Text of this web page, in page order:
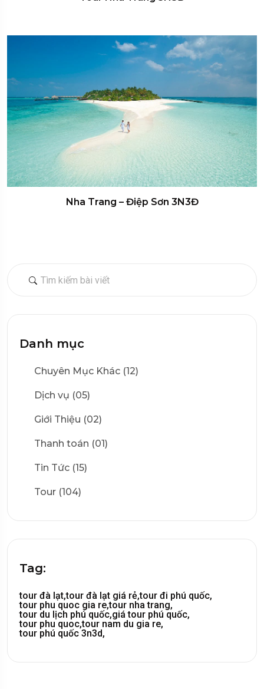
Danh mục
Chuyên Mục Khác (12)
Dịch vụ (05)
Giới Thiệu (02)
Thanh toán (01)
Tin Tức (15)
Tour (104)
Tag:
tour đà lạt,tour đà lạt giá rẻ,tour đi phú quốc,
tour phu quoc gia re,tour nha trang,
tour du lịch phú quốc,giá tour phú quốc,
tour phu quoc,tour nam du gia re,
tour phú quốc 3n3d,
Nha Trang – Điệp Sơn 3N3Đ